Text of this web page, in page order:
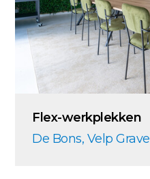
Flex-werkplekken
De Bons, Velp Grave